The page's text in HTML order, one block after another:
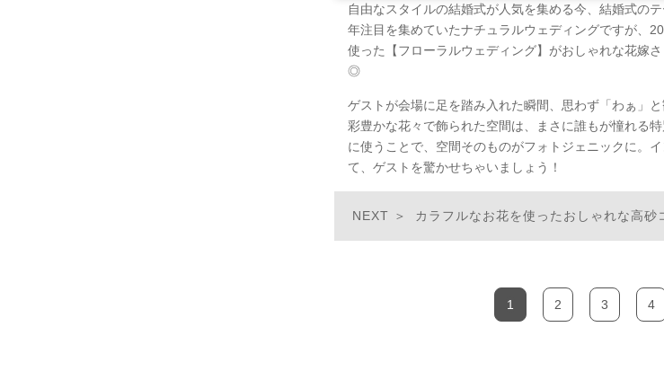
自由なスタイルの結婚式が人気を集める今、結婚式の
年注目を集めていたナチュラルウェディングですが、
使った【フローラルウェディング】がおしゃれな花嫁
◎
ゲストが会場に足を踏み入れた瞬間、思わず「わぁ」
彩豊かな花々で飾られた空間は、まさに誰もが憧れる
に使うことで、空間そのものがフォトジェニックに。
て、ゲストを驚かせちゃいましょう！
カラフルなお花を使ったおしゃれな高
1 2 3 4